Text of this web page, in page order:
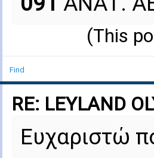
(This
Find
RE: LEYLAND
Ευχαριστώ